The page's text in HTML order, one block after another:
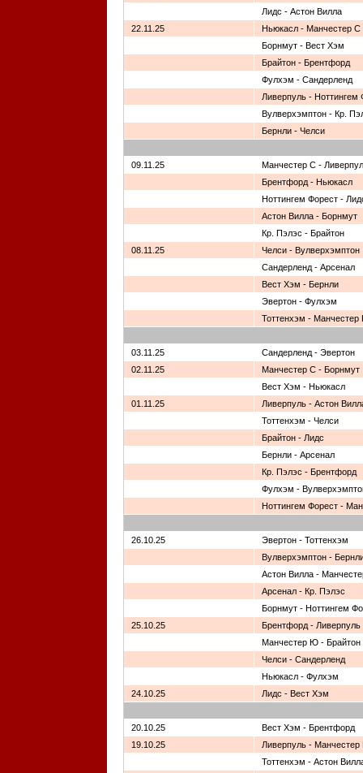
Лидс - Астон Вилла
22.11.25
Ньюкасл - Манчестер С
Борнмут - Вест Хэм
Брайтон - Брентфорд
Фулхэм - Сандерленд
Ливерпуль - Ноттингем
Вулверхэмптон - Кр.
Бернли - Челси
09.11.25
Манчестер С -
Брентфорд - Ньюкасл
Ноттингем Форест -
Астон Вилла - Борнмут
Кр. Пэлэс - Брайтон
08.11.25
Челси - Вулверхэмптон
Сандерленд - Арсенал
Вест Хэм - Бернли
Эвертон - Фулхэм
Тоттенхэм -
03.11.25
Сандерленд - Эвертон
02.11.25
Манчестер С - Борнмут
Вест Хэм - Ньюкасл
01.11.25
Ливерпуль - Астон
Тоттенхэм - Челси
Брайтон - Лидс
Бернли - Арсенал
Кр. Пэлэс - Брентфорд
Фулхэм -
Ноттингем Форест -
26.10.25
Эвертон - Тоттенхэм
Вулверхэмптон -
Астон Вилла -
Арсенал - Кр. Пэлэс
Борнмут - Ноттингем
25.10.25
Брентфорд - Ливерпуль
Манчестер Ю - Брайтон
Челси - Сандерленд
Ньюкасл - Фулхэм
24.10.25
Лидс - Вест Хэм
20.10.25
Вест Хэм - Брентфорд
19.10.25
Ливерпуль -
Тоттенхэм - Астон